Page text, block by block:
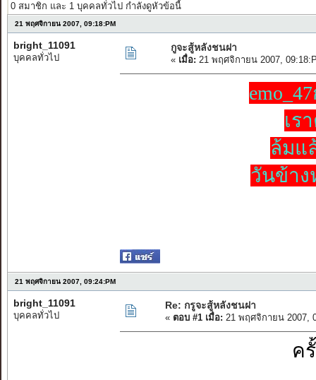
0 สมาชิก และ 1 บุคคลทั่วไป กำลังดูหัวข้อนี้
21 พฤศจิกายน 2007, 09:18:PM
bright_11091
บุคคลทั่วไป
กูจะสู้หลังชนฝา
« เมื่อ: 21 พฤศจิกายน 2007,
เร
ล้มแ
วันข้า
21 พฤศจิกายน 2007, 09:24:PM
bright_11091
บุคคลทั่วไป
Re: กรูจะสู้หลังชนฝา
« ตอบ #1 เมื่อ: 21 พฤศจิกายน 2007,
ค